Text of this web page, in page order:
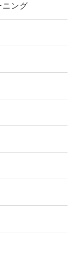
ニング